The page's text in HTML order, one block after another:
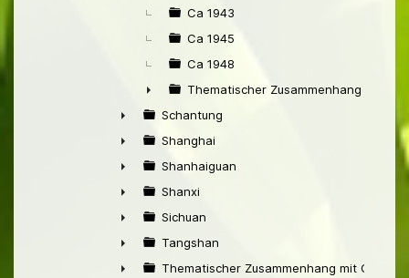
Ca 1943
Ca 1945
Ca 1948
►
Thematischer Zusammenhang mit
►
Schantung
►
Shanghai
►
Shanhaiguan
►
Shanxi
►
Sichuan
►
Tangshan
Thematischer Zusammenhang mit China